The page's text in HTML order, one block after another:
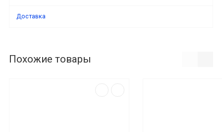
Доставка
Похожие товары